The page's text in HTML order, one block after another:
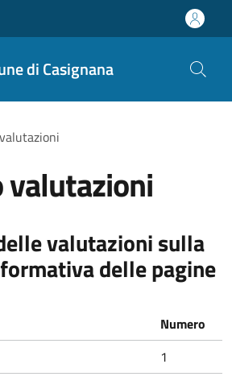
di Casignana
valutazioni
valutazioni sulla
delle pagine
Numero
1